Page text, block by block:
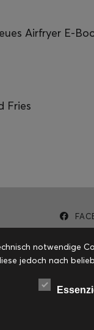
Airfryer E-
Fries
notwendige
jedoch nach